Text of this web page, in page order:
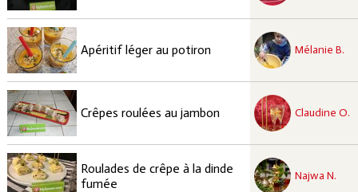
Apéritif léger au potiron Mélanie B.
recette à tester
Crêpes roulées au jambon Claudine O.
recette à tester
Roulades de crêpe à la dinde
fumée
Najwa N.
recette à tester